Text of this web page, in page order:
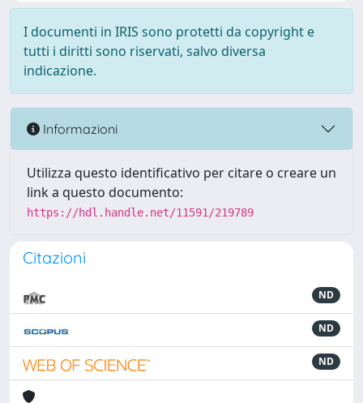
I documenti in IRIS sono protetti da copyright e
tutti i diritti sono riservati, salvo diversa
indicazione.
Informazioni
Utilizza questo identificativo per citare o creare un
link a questo documento:
https://hdl.handle.net/11591/219789
Citazioni
ND
ND
ND